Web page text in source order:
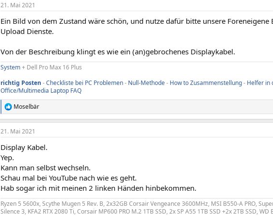
21. Mai 2021
Ein Bild von dem Zustand wäre schön, und nutze dafür bitte unsere
Upload Dienste.
Von der Beschreibung klingt es wie ein (an)gebrochenes Displaykabel.
System+ Dell Pro Max 16 Plus
richtig Posten -Checkliste bei PC Problemen- Null-Methode- How to Zusammenstellung- Helfer in
Office/Multimedia Laptop FAQ
R
e
a
k
i
o
n
e
n
:
Moselbär
21. Mai 2021
Display Kabel.
Yep.
Kann man selbst wechseln.
Schau mal bei YouTube nach wie es geht.
Hab sogar ich mit meinen 2 linken Händen hinbekommen.
Ryzen 5 5600x, Scythe Mugen 5 Rev. B, 2x32GB Corsair Vengeance 3600MHz, MSI B550-A PRO,
Silence 3, KFA2 RTX 2080 Ti, Corsair MP600 PRO M.2 1TB SSD, 2x SP A55 1TB SSD +2x 2TB SSD, WD